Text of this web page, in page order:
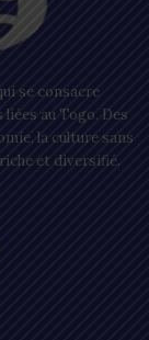
se consacre
au Togo. Des
la culture sans
et diversifié.